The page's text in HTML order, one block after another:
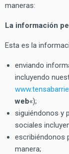
maneras:
La información
Esta es la
enviando
incluyendo
web«);
siguiéndonos y
sociales
escribiéndonos
manera;